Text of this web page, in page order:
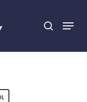
search
Menu
Close